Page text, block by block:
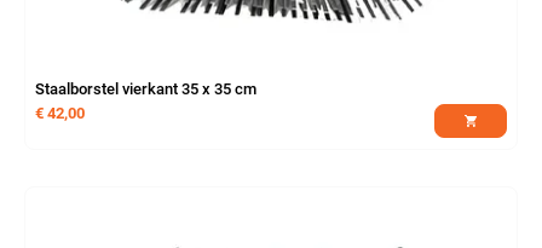
Staalborstel vierkant 35 x 35 cm
€ 42,00